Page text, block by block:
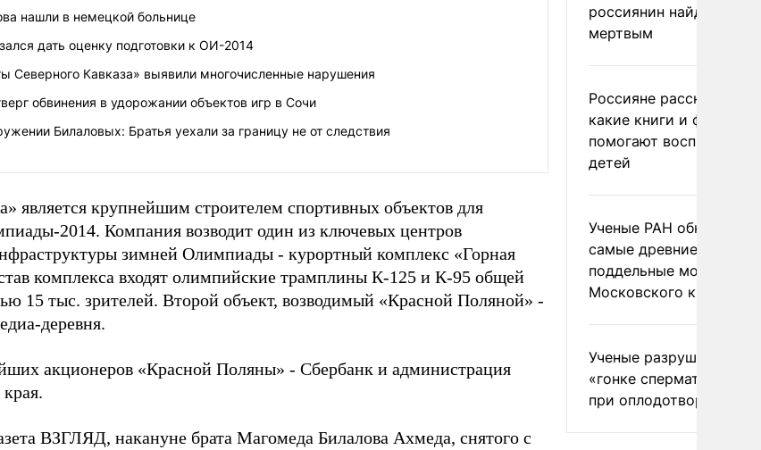
нашли в немецкой больнице
дать оценку подготовки к ОИ-2014
Северного Кавказа» выявили многочисленные нарушения
обвинения в удорожании объектов игр в Сочи
Билаловых: Братья уехали за границу не от следствия
является крупнейшим строителем спортивных объектов для
2014. Компания возводит один из ключевых центров
зимней Олимпиады - курортный комплекс «Горная
комплекса входят олимпийские трамплины К-125 и К-95 общей
15 тыс. зрителей. Второй объект, возводимый «Красной Поляной» -
деревня.
акционеров «Красной Поляны» - Сбербанк и администрация
ВЗГЛЯД, накануне брата Магомеда Билалова Ахмеда, снятого с
россиянин найден
мертвым
Россияне рассказали,
какие книги и фильмы
помогают воспитывать
детей
Ученые РАН
самые древние
поддельные монеты
Московского
Ученые разрушили миф
«гонке
при оплодотворении